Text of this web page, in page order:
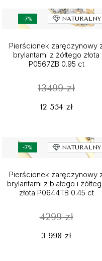
-7% NATURALNY
Pierścionek zaręczynowy
brylantami z żółtego złota
P0567ZB 0.95 ct
13499 zł
12 554 zł
-7% NATURALNY
Pierścionek zaręczynowy
brylantami z białego i
złota P0644TB 0.45 ct
4299 zł
3 998 zł